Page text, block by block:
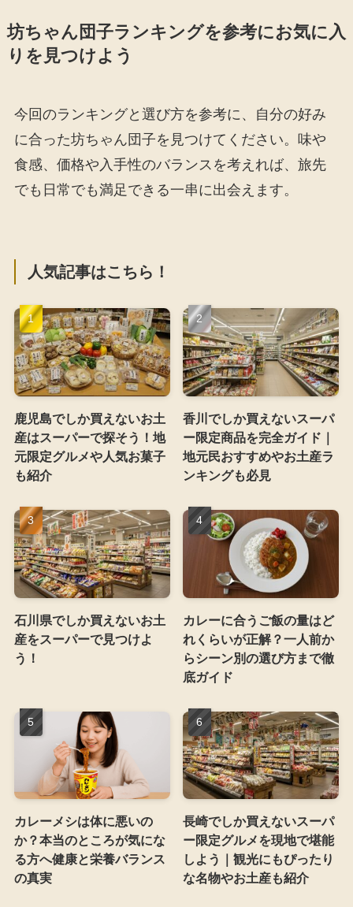
坊ちゃん団子ランキングを参考にお気に入
りを見つけよう
今回のランキングと選び方を参考に、自分の好み
に合った坊ちゃん団子を見つけてください。味や
食感、価格や入手性のバランスを考えれば、旅先
でも日常でも満足できる一串に出会えます。
人気記事はこちら！
鹿児島でしか買えないお土
産はスーパーで探そう！地
元限定グルメや人気お菓子
も紹介
香川でしか買えないスーパ
ー限定商品を完全ガイド｜
地元民おすすめやお土産ラ
ンキングも必見
石川県でしか買えないお土
産をスーパーで見つけよ
う！
カレーに合うご飯の量はど
れくらいが正解？一人前か
らシーン別の選び方まで徹
底ガイド
カレーメシは体に悪いの
か？本当のところが気にな
る方へ健康と栄養バランス
の真実
長崎でしか買えないスーパ
ー限定グルメを現地で堪能
しよう｜観光にもぴったり
な名物やお土産も紹介